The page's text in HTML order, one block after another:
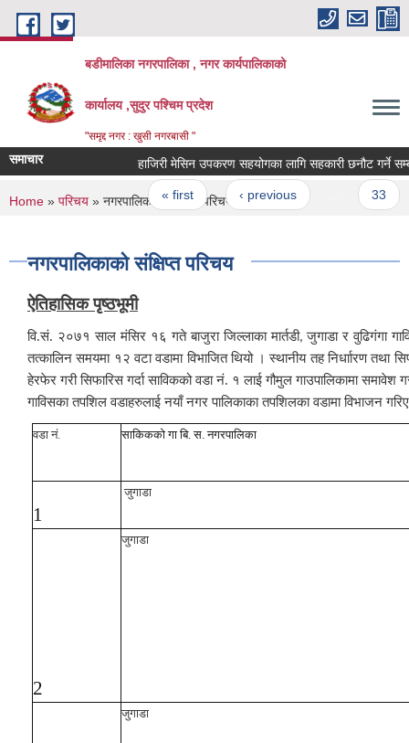
Skip to main content
बडीमालिका नगरपालिका , नगर कार्यपालिकाको
कार्यालय ,सुदुर पश्चिम प्रदेश
"समृद्द नगर : खुसी नगरबासी "
समाचार हाजिरी मेसिन उपकरण सहयोगका लागि सहकारी छनौट गर्ने
Pages
« first ‹ previous
You are here
Home » परिचय » नगरपालिकाको संक्षिप्त परिचय
नगरपालिकाको संक्षिप्त परिचय
ऐतिहासिक पृष्ठभूमी
वि.सं. २०७१ साल मंसिर १६ गते बाजुरा जिल्लाका मार्तडी,जुगाडा र वुढिगंगा
तत्कालिन समयमा १२ वटा वडामा विभाजित थियो । स्थानीय तह निर्धाारण
हेरफेर गरी सिफारिस गर्दा साविकको वडा नं. १ लाई गौमुल गाउपालिकामा
गाविसका तपशिल वडाहरुलाई नयाँ नगर पालिकाका तपशिलका वडामा विभाजन
वडा नं. साकिकको गा बि. स. नगरपालिका
1
जुगाडा
2
जुगाडा
जुगाडा